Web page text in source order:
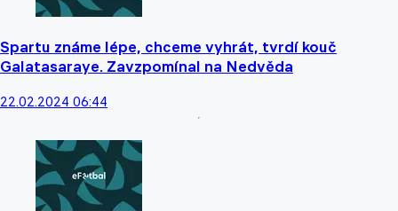
Spartu známe lépe, chceme vyhrát, tvrdí kouč
Galatasaraye. Zavzpomínal na Nedvěda
22.02.2024 06:44